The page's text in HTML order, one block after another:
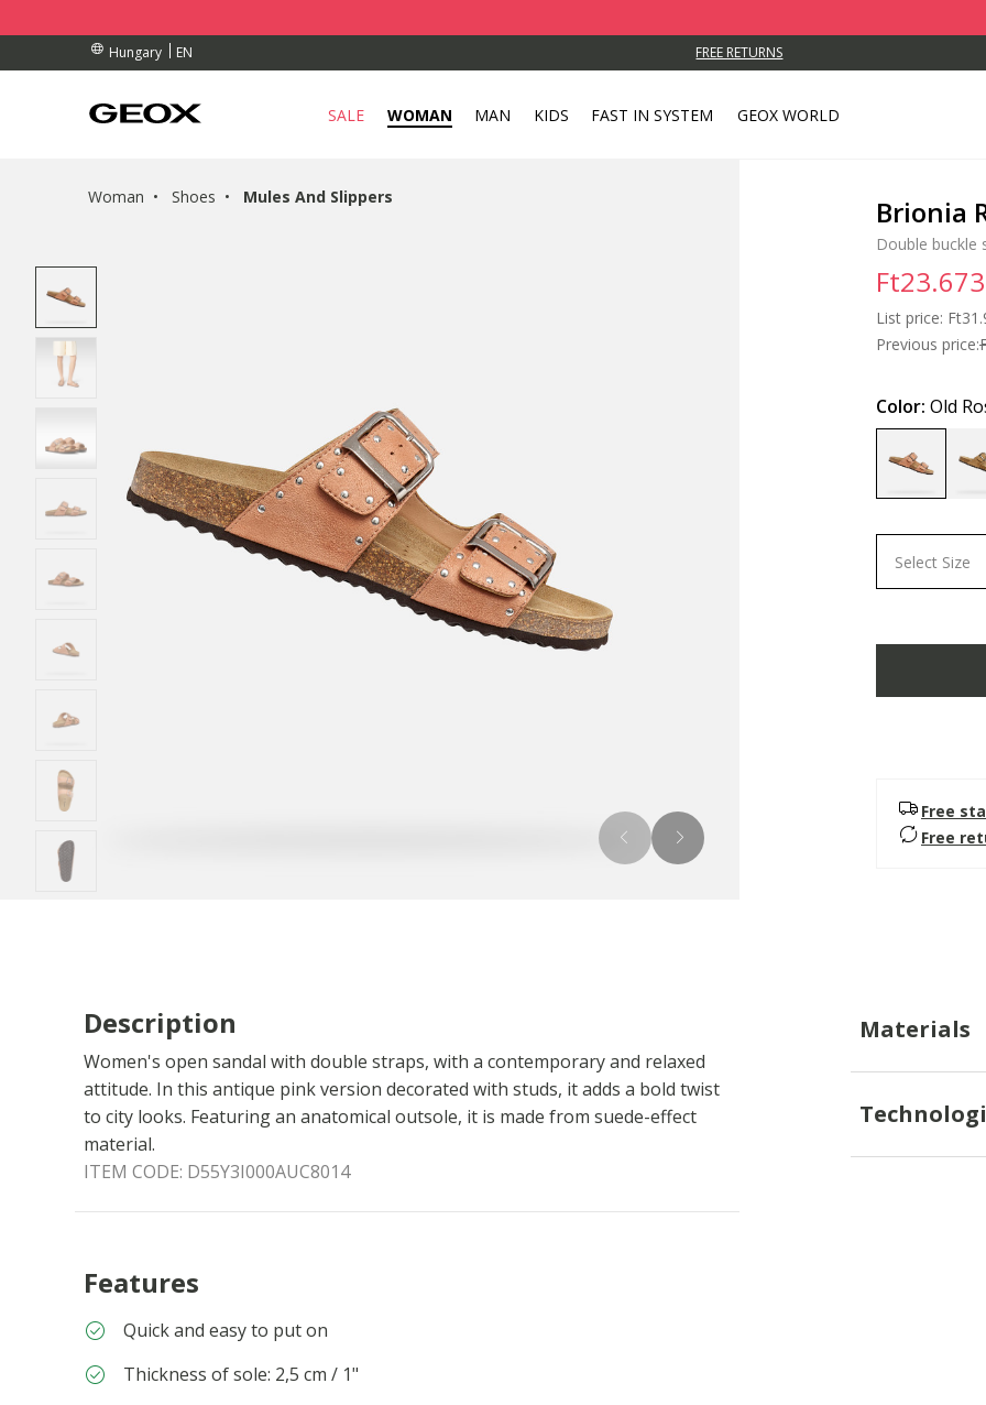
Hungary EN
OVER Ft 30.000 FREE RETURNS
COLLECTION POINT.
OVER Ft 30.000
SALE WOMAN MAN KIDS FAST IN SYSTEM GEOX WORLD
Woman Shoes Mules And Slippers Brionia
Double buckle
Previous price:
List price:
Ft23.673
Color: Old
Select Size
Free
Free
Description
Women's open sandal with double straps, with a contemporary and relaxed
attitude. In this antique pink version decorated with studs, it adds a bold twist
to city looks. Featuring an anatomical outsole, it is made from suede-effect
material.
ITEM CODE: D55Y3I000AUC8014
Features
Quick and easy to put on
Thickness of sole: 2,5 cm / 1"
Materials